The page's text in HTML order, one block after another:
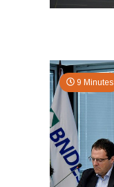
9 Minutes